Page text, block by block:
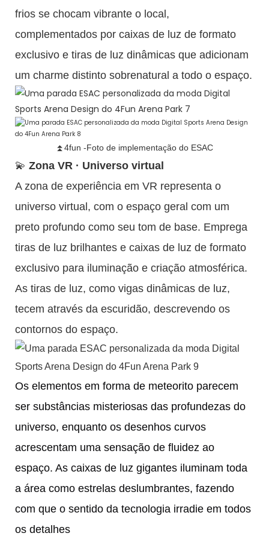
frios se chocam vibrante o local,
complementados por caixas de luz de formato
exclusivo e tiras de luz dinâmicas que adicionam
um charme distinto sobrenatural a todo o espaço.
⏫4fun -Foto de implementação do ESAC
💫 Zona VR · Universo virtual
A zona de experiência em VR representa o
universo virtual, com o espaço geral com um
preto profundo como seu tom de base. Emprega
tiras de luz brilhantes e caixas de luz de formato
exclusivo para iluminação e criação atmosférica.
As tiras de luz, como vigas dinâmicas de luz,
tecem através da escuridão, descrevendo os
contornos do espaço.
Os elementos em forma de meteorito parecem
ser substâncias misteriosas das profundezas do
universo, enquanto os desenhos curvos
acrescentam uma sensação de fluidez ao
espaço. As caixas de luz gigantes iluminam toda
a área como estrelas deslumbrantes, fazendo
com que o sentido da tecnologia irradie em todos
os detalhes